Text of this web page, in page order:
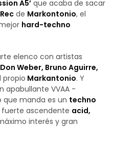
A5’ que acaba de sacar
de Markontonio, el
hard-techno
elenco con artistas
Weber, Bruno Aguirre,
propio Markantonio. Y
apabullante VVAA -
que manda es un techno
ascendente acid,
interés y gran